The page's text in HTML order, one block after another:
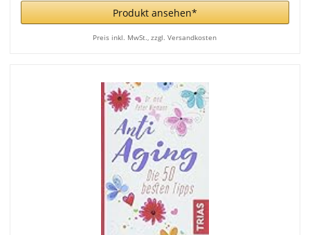
Produkt ansehen*
Preis inkl. MwSt., zzgl. Versandkosten